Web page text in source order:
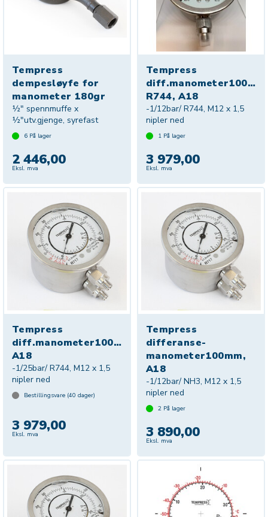
Tempress
dempesløyfe for
manometer 180gr
½" spennmuffe x
½"utv.gjenge, syrefast
6 På lager
2 446,00
Eksl. mva
Tempress
R744, A18
-1/12bar/ R744, M12 x 1,5
nipler ned
1 På lager
3 979,00
Eksl. mva
Tempress
diff.manometer100mm,R744,
A18
-1/25bar/ R744, M12 x 1,5
nipler ned
Bestillingsvare (40 dager)
3 979,00
Eksl. mva
Tempress
differanse-
manometer100mm,
A18
-1/12bar/ NH3, M12 x 1,5
nipler ned
2 På lager
3 890,00
Eksl. mva